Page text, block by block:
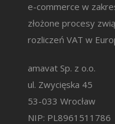
e-commerce w
złożone procesy
rozliczeń VAT w
amavat Sp. z o.o.
ul. Zwycięska 45
53-033 Wrocław
NIP: PL8961511786